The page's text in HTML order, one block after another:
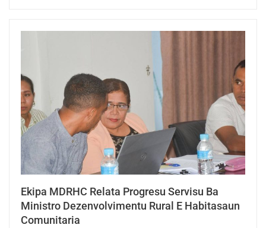
Ekipa MDRHC Relata Progresu Servisu Ba
Ministro Dezenvolvimentu Rural E Habitasaun
Comunitaria